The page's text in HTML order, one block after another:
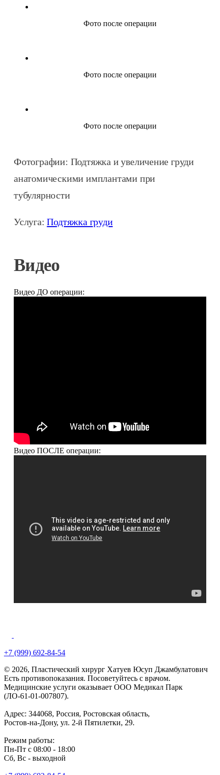
Фото после операции
Фото после операции
Фото после операции
Фотографии: Подтяжка и увеличение груди
анатомическими имплантами при
тубулярности
Услуга:Подтяжка груди
Видео
Видео ДО операции:
Видео ПОСЛЕ операции:
+7 (999) 692-84-54
© 2026, Пластический хирург Хатуев Юсуп Джамбулатович
Есть противопоказания. Посоветуйтесь с врачом.
Медицинские услуги оказывает ООО Медикал Парк
(ЛО-61-01-007807).
Адрес: 344068, Россия, Ростовская область,
Ростов-на-Дону, ул. 2-й Пятилетки, 29.
Режим работы:
Пн-Пт с 08:00 - 18:00
Сб, Вс - выходной